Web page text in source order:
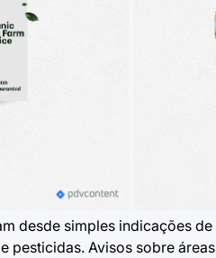
desde simples indicações
pesticidas. Avisos sobre